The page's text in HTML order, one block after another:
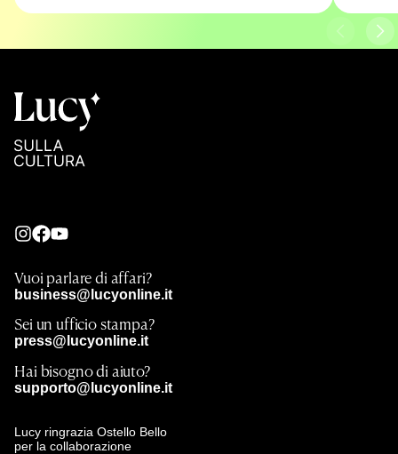
Vuoi parlare di affari?
business@lucyonline.it
Sei un ufficio stampa?
press@lucyonline.it
Hai bisogno di aiuto?
supporto@lucyonline.it
Lucy ringrazia Ostello Bello
per la collaborazione